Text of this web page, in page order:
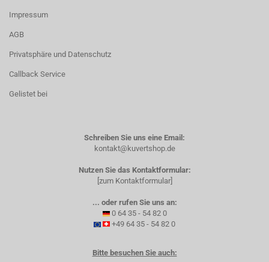
Impressum
AGB
Privatsphäre und Datenschutz
Callback Service
Gelistet bei
Schreiben Sie uns eine Email:
kontakt@kuvertshop.de
Nutzen Sie das Kontaktformular:
[zum Kontaktformular]
... oder rufen Sie uns an:
0 64 35 - 54 82 0
+49 64 35 - 54 82 0
Bitte besuchen Sie auch: